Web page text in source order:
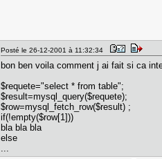
Posté le 26-12-2001 à 11:32:34
bon ben voila comment j ai fait si ca
$requete="select * from table";
$result=mysql_query($requete);
$row=mysql_fetch_row($result) ;
if(!empty($row[1]))
bla bla bla
else
...